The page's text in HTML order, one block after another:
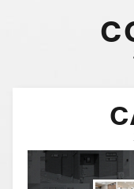
供元，広告主，
下，｢提携先｣
ことがあります
ジや広告の履歴
用日時，利用方
てご利用の場合
際しての各種設
ドレス，クッキ